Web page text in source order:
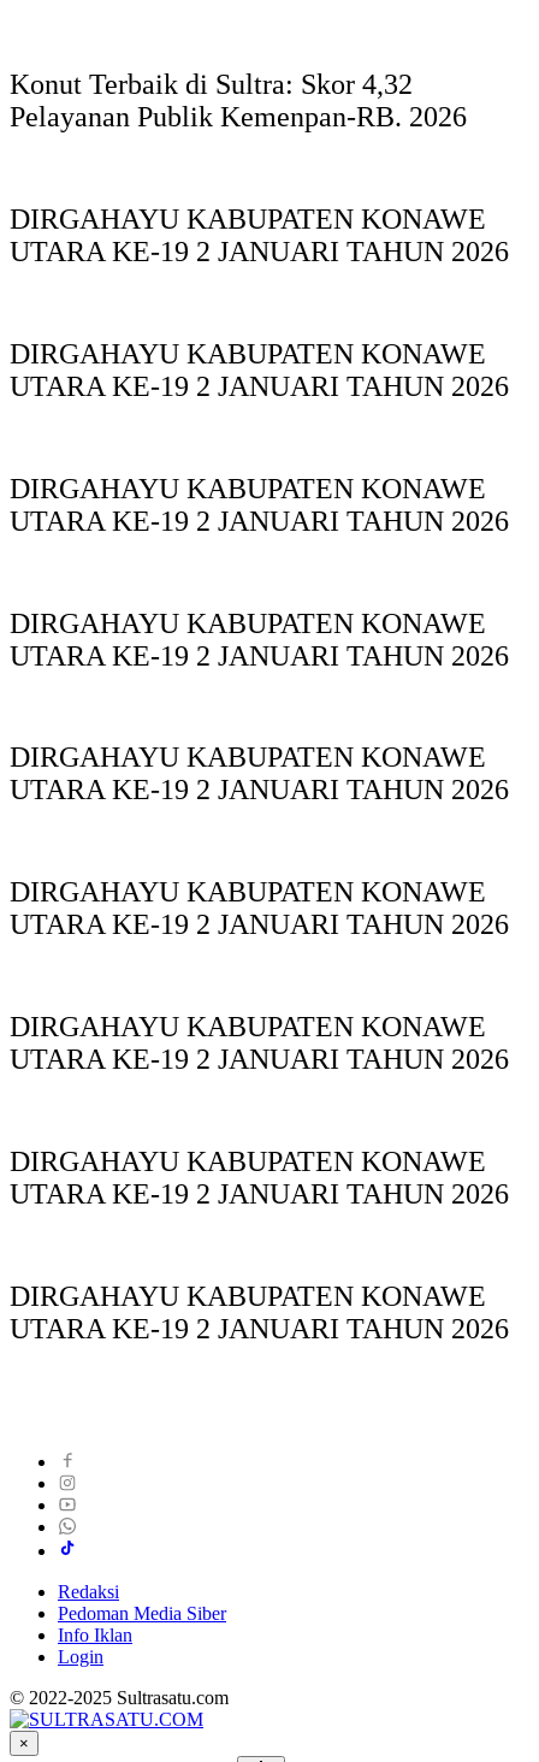
Konut Terbaik di Sultra: Skor 4,32
Pelayanan Publik Kemenpan-RB. 2026
DIRGAHAYU KABUPATEN KONAWE
UTARA KE-19 2 JANUARI TAHUN 2026
DIRGAHAYU KABUPATEN KONAWE
UTARA KE-19 2 JANUARI TAHUN 2026
DIRGAHAYU KABUPATEN KONAWE
UTARA KE-19 2 JANUARI TAHUN 2026
DIRGAHAYU KABUPATEN KONAWE
UTARA KE-19 2 JANUARI TAHUN 2026
DIRGAHAYU KABUPATEN KONAWE
UTARA KE-19 2 JANUARI TAHUN 2026
DIRGAHAYU KABUPATEN KONAWE
UTARA KE-19 2 JANUARI TAHUN 2026
DIRGAHAYU KABUPATEN KONAWE
UTARA KE-19 2 JANUARI TAHUN 2026
DIRGAHAYU KABUPATEN KONAWE
UTARA KE-19 2 JANUARI TAHUN 2026
DIRGAHAYU KABUPATEN KONAWE
UTARA KE-19 2 JANUARI TAHUN 2026
Redaksi
Pedoman Media Siber
Info Iklan
Login
© 2022-2025 Sultrasatu.com
×